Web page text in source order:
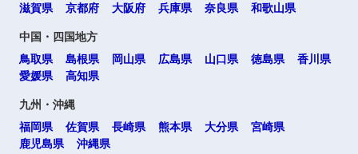
滋賀県
京都府 大阪府 兵庫県 奈良県 和歌山県
中国・四国地方
鳥取県
島根県 岡山県 広島県 山口県 徳島県
香川県
愛媛県
高知県
九州・沖縄
福岡県
佐賀県 長崎県 熊本県 大分県
宮崎県
鹿児島県
沖縄県